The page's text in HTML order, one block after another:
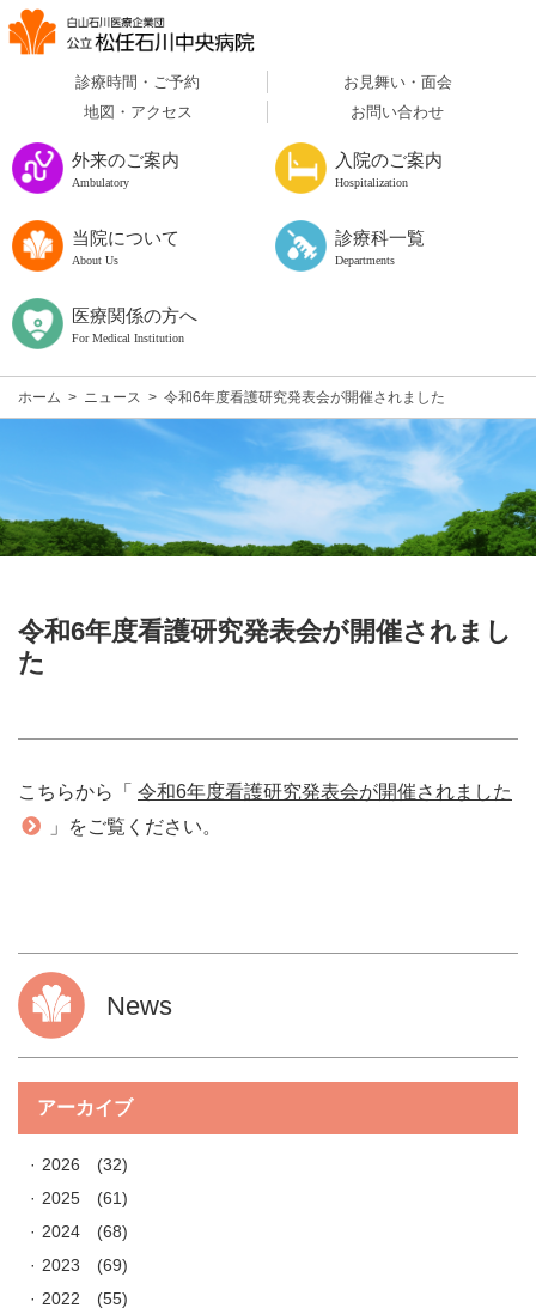
診療時間・ご予約
お見舞い・面会
地図・アクセス
お問い合わせ
外来のご案内
Ambulatory
入院のご案内
Hospitalization
当院について
About Us
診療科一覧
Departments
医療関係の方へ
For Medical Institution
ホーム > ニュース > 令和6年度看護研究発表会が開催されました
News
アーカイブ
2026
(32)
2025
(61)
2024
(68)
2023
(69)
2022
(55)
令和6年度看護研究発表会が開催されまし
た
こちらから「 令和6年度看護研究発表会が開催されました
」をご覧ください。